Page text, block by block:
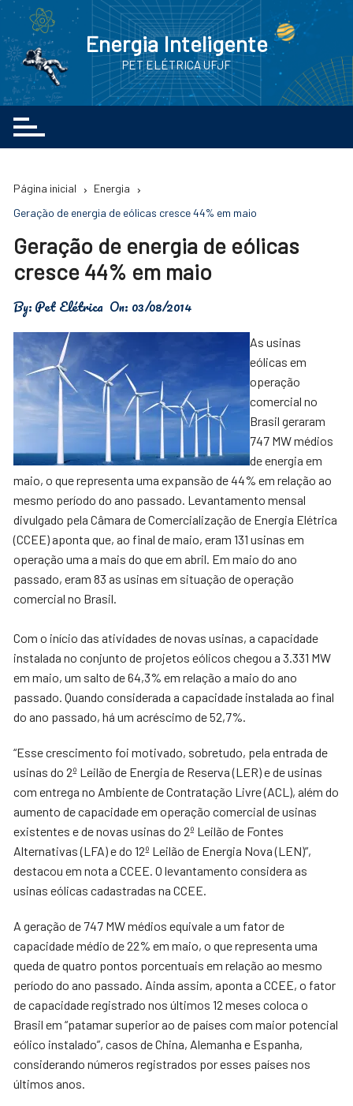
Ir
conteúdo
Energia Inteligente
PET ELÉTRICA UFJF
Página inicial
Energia
Geração de energia de eólicas cresce 44% em maio
Geração de energia de eólicas
cresce 44% em maio
By:Pet Elétrica On: 03/08/2014
As usinas
eólicas em
operação
comercial no
Brasil geraram
747 MW médios
de energia em
maio, o que representa uma expansão de 44% em relação ao
mesmo período do ano passado. Levantamento mensal
divulgado pela Câmara de Comercialização de Energia Elétrica
(CCEE) aponta que, ao final de maio, eram 131 usinas em
operação uma a mais do que em abril. Em maio do ano
passado, eram 83 as usinas em situação de operação
comercial no Brasil.
Com o início das atividades de novas usinas, a capacidade
instalada no conjunto de projetos eólicos chegou a 3.331 MW
em maio, um salto de 64,3% em relação a maio do ano
passado. Quando considerada a capacidade instalada ao final
do ano passado, há um acréscimo de 52,7%.
“Esse crescimento foi motivado, sobretudo, pela entrada de
usinas do 2º Leilão de Energia de Reserva (LER) e de usinas
com entrega no Ambiente de Contratação Livre (ACL), além do
aumento de capacidade em operação comercial de usinas
existentes e de novas usinas do 2º Leilão de Fontes
Alternativas (LFA) e do 12º Leilão de Energia Nova (LEN)”,
destacou em nota a CCEE. O levantamento considera as
usinas eólicas cadastradas na CCEE.
A geração de 747 MW médios equivale a um fator de
capacidade médio de 22% em maio, o que representa uma
queda de quatro pontos porcentuais em relação ao mesmo
período do ano passado. Ainda assim, aponta a CCEE, o fator
de capacidade registrado nos últimos 12 meses coloca o
Brasil em “patamar superior ao de países com maior potencial
eólico instalado”, casos de China, Alemanha e Espanha,
considerando números registrados por esses países nos
últimos anos.